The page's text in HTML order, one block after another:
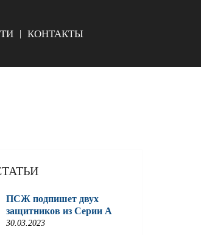
КОНТАКТЫ
ПСЖ подпишет двух
защитников из Серии A
30.03.2023